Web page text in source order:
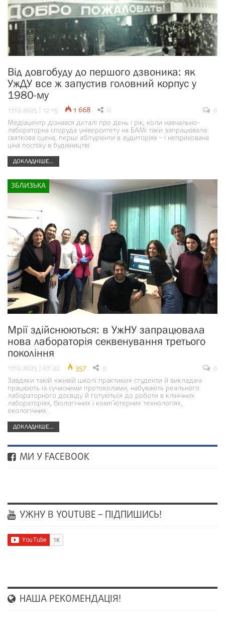
Від довгобуду до першого дзвоника: як
УжДУ все ж запустив головний корпус у
1980-му
17.10.2025 | 12:15 1 668 0
0
Медіацентр дізнався деталі про день і рік, коли навчально-
лабораторна споруда університету на БАМі таки запрацювала:
святкова сцена, перші абітурієнти в аудиторіях – і неприхована
ціна поспіху в будівництві
ДОКЛАДНІШЕ...
ЗБЛИЗЬКА
Мрії здійснюються: в УжНУ запрацювала
нова лабораторія секвенування третього
покоління
17.10.2025 | 07:42 357 0
0
Завдяки такій «живій школі практики» студенти й викладачі
працюють із сучасними протоколами, набувають реального
лабораторного досвіду й готуються до роботи в клінічних
лабораторіях, біологічних і комп’ютерних технологіях,
екологічних…
ДОКЛАДНІШЕ...
МИ У FACEBOOK
УЖНУ В YOUTUBE – ПІДПИШИСЬ!
НАША РЕКОМЕНДАЦІЯ!